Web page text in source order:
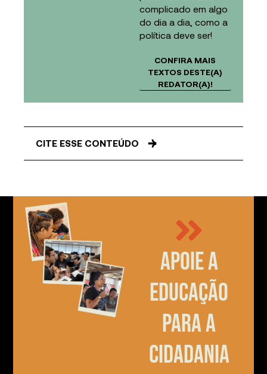
complicado em algo
do dia a dia, como a
política deve ser!
CONFIRA MAIS
TEXTOS DESTE(A)
REDATOR(A)!
CITE ESSE CONTEÚDO
Apoie a
educação
para a
cidadania